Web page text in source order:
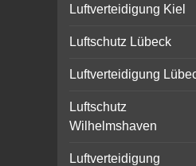
Luftverteidigung Kiel
Luftschutz Lübeck
Luftverteidigung
Luftschutz
Wilhelmshaven
Luftverteidigung